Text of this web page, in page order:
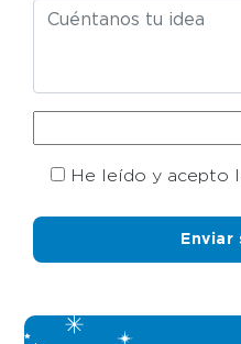
He leído y acepto